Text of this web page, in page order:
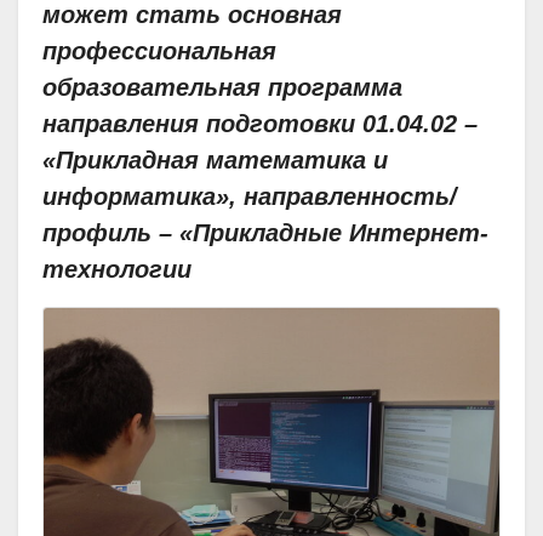
может стать основная
профессиональная
образовательная программа
направления подготовки 01.04.02 –
«Прикладная математика и
информатика», направленность/
профиль – «Прикладные Интернет-
технологии